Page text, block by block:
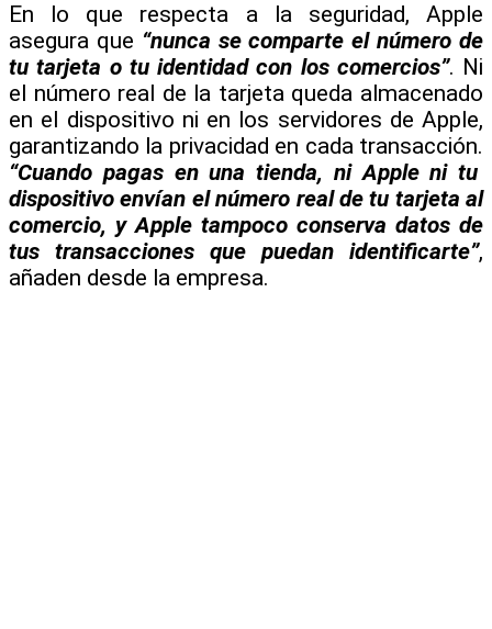
En lo que respecta a la seguridad, Apple
asegura que “nunca se comparte el número de
tu tarjeta o tu identidad con los comercios”. Ni
el número real de la tarjeta queda almacenado
en el dispositivo ni en los servidores de Apple,
garantizando la privacidad en cada transacción.
“Cuando pagas en una tienda, ni Apple ni tu
dispositivo envían el número real de tu tarjeta al
comercio, y Apple tampoco conserva datos de
tus transacciones que puedan identificarte”,
añaden desde la empresa.